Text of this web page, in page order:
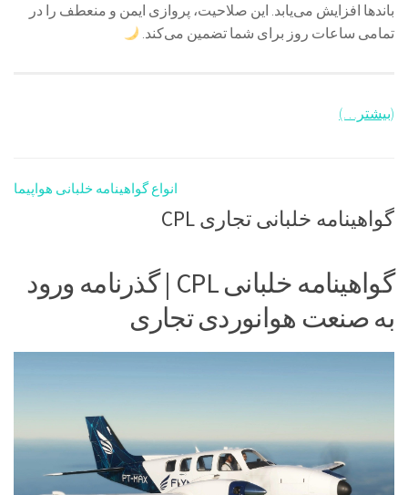
باندها افزایش می‌یابد. این صلاحیت، پروازی ایمن و منعطف را در
تمامی ساعات روز برای شما تضمین می‌کند.
(بیشتر…)
انواع گواهینامه خلبانی هواپیما
گواهینامه خلبانی تجاری CPL
گواهینامه خلبانی CPL | گذرنامه ورود
به صنعت هوانوردی تجاری